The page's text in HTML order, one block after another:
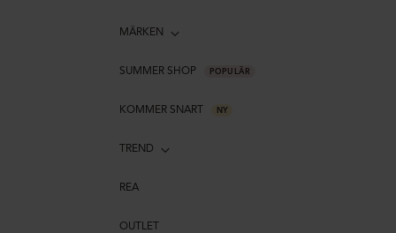
MÄRKEN
SUMMER SHOP POPULÄR
KOMMER SNART NY
TREND
REA
OUTLET